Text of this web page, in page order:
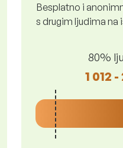
Besplatno i
s drugim ljudima na
80%
1 012